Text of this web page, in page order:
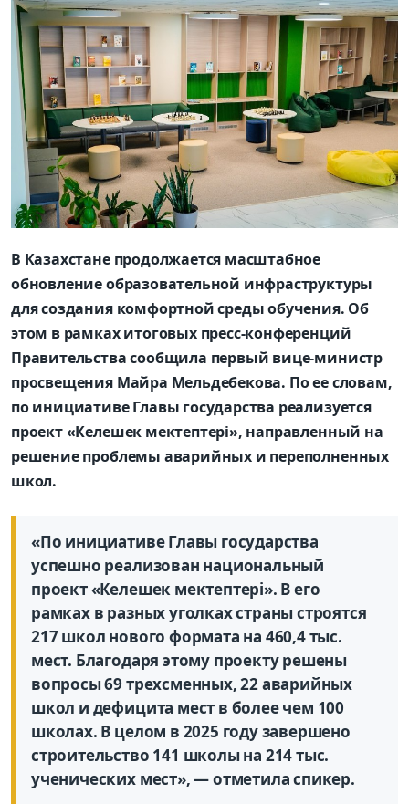
В Казахстане продолжается масштабное
обновление образовательной инфраструктуры
для создания комфортной среды обучения. Об
этом в рамках итоговых пресс-конференций
Правительства сообщила первый вице-министр
просвещения Майра Мельдебекова. По ее словам,
по инициативе Главы государства реализуется
проект «Келешек мектептері», направленный на
решение проблемы аварийных и переполненных
школ.
«По инициативе Главы государства
успешно реализован национальный
проект «Келешек мектептері». В его
рамках в разных уголках страны строятся
217 школ нового формата на 460,4 тыс.
мест. Благодаря этому проекту решены
вопросы 69 трехсменных, 22 аварийных
школ и дефицита мест в более чем 100
школах. В целом в 2025 году завершено
строительство 141 школы на 214 тыс.
ученических мест», — отметила спикер.